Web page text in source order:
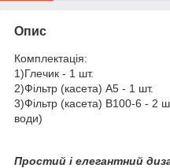
Опис
Комплектація:
1)Глечик - 1 шт.
2)Фільтр (касета) A5 - 1 шт.
3)Фільтр (касета) В100-6 - 2
води)
Простий і елегантний